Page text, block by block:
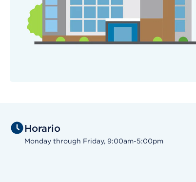
Horario
Monday through Friday, 9:00am-5:00pm